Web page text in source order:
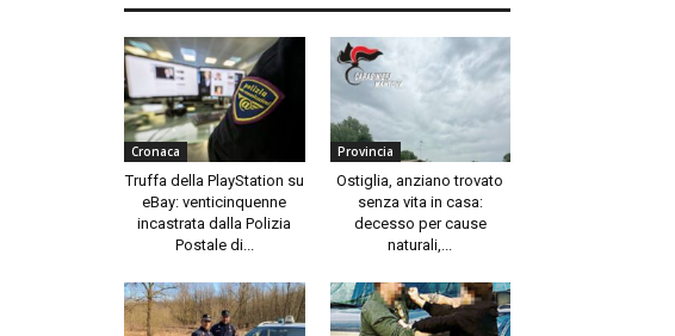
Cronaca
Truffa della PlayStation su
eBay: venticinquenne
incastrata dalla Polizia
Postale di...
Provincia
Ostiglia, anziano trovato
senza vita in casa:
decesso per cause
naturali,...